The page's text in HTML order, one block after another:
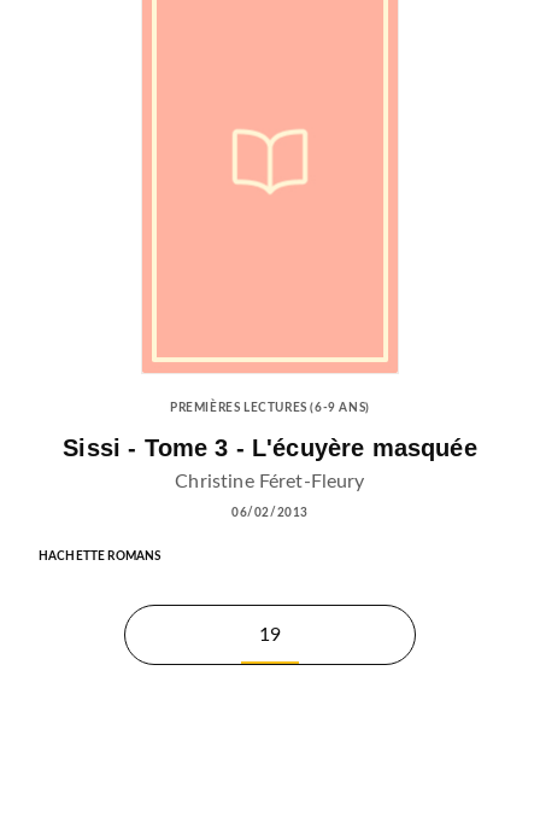
PREMIÈRES LECTURES (6-9 ANS)
Sissi - Tome 3 - L'écuyère masquée
Christine Féret-Fleury
06/02/2013
HACHETTE ROMANS
19